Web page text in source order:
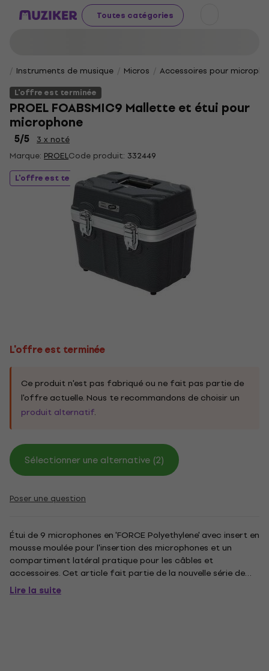
Toutes catégories
Instruments de musique Micros
Accessoires pour
L'offre est terminée
PROEL FOABSMIC9 Mallette et étui pour
microphone
5/5
3 x noté
Marque: PROELCode produit: 332449
L'offre est terminée
L'offre est terminée
Ce produit n'est pas fabriqué ou ne fait pas partie de
l'offre actuelle. Nous te recommandons de choisir un
produit alternatif.
Sélectionner une alternative (2)
Poser une question
Étui de 9 microphones en 'FORCE Polyethylene' avec insert en
mousse moulée pour l'insertion des microphones et un
compartiment latéral pratique pour les câbles et
accessoires. Cet article fait partie de la nouvelle série de
produits qui comprend une large gamme d'étuis
professionnels dédiés au domaine des instruments de
Lire la suite